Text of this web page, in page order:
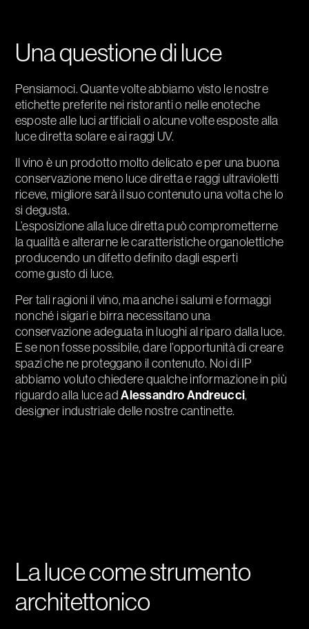
Una questione di luce
Pensiamoci. Quante volte abbiamo visto le nostre
etichette preferite nei ristoranti o nelle enoteche
esposte alle luci artificiali o alcune volte esposte alla
luce diretta solare e ai raggi UV.
Il vino è un prodotto molto delicato e per una buona
conservazione meno luce diretta e raggi ultravioletti
riceve, migliore sarà il suo contenuto una volta che lo
si degusta.
L’esposizione alla luce diretta può comprometterne
la qualità e alterarne le caratteristiche organolettiche
producendo un difetto definito dagli esperti
come gusto di luce.
Per tali ragioni il vino, ma anche i salumi e formaggi
nonché i sigari e birra necessitano una
conservazione adeguata in luoghi al riparo dalla luce.
E se non fosse possibile, dare l’opportunità di creare
spazi che ne proteggano il contenuto. Noi di IP
abbiamo voluto chiedere qualche informazione in più
riguardo alla luce adAlessandro Andreucci,
designer industriale delle nostre cantinette.
La luce come strumento
architettonico